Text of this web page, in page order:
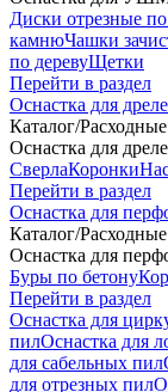
Диски отрезные
камнюЧашки
по деревуЩетки
Перейти в раздел
Оснастка для
Каталог/
Оснастка для
СверлаКоронки
Перейти в раздел
Оснастка для
Каталог/
Оснастка для
Буры по бетону
Перейти в раздел
Оснастка для
пилОснастка для
для сабельных пил
для отрезных пил